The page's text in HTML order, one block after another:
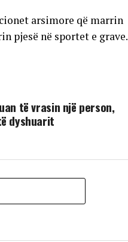
arsimore që marrin
pjesë në sportet e grave.
të vrasin një person,
dyshuarit